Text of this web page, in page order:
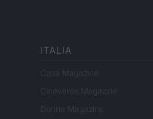
ITALIA
Casa Magazine
Cineverse Magazine
Donne Magazine